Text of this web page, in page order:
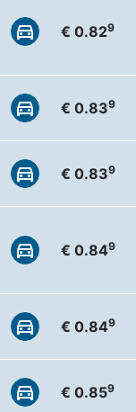
€ 0.829
€ 0.839
€ 0.839
€ 0.849
€ 0.849
€ 0.859